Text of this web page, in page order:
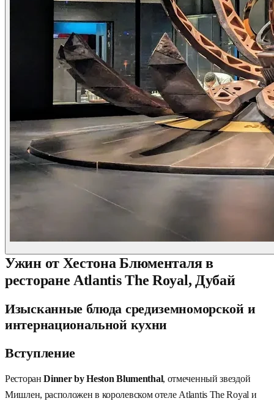
Ужин от Хестона Блюменталя в
ресторане Atlantis The Royal, Дубай
Изысканные блюда средиземноморской и
интернациональной кухни
Вступление
РесторанDinner by Heston Blumenthal, отмеченный звездой
Мишлен, расположен в королевском отеле Atlantis The Royal и